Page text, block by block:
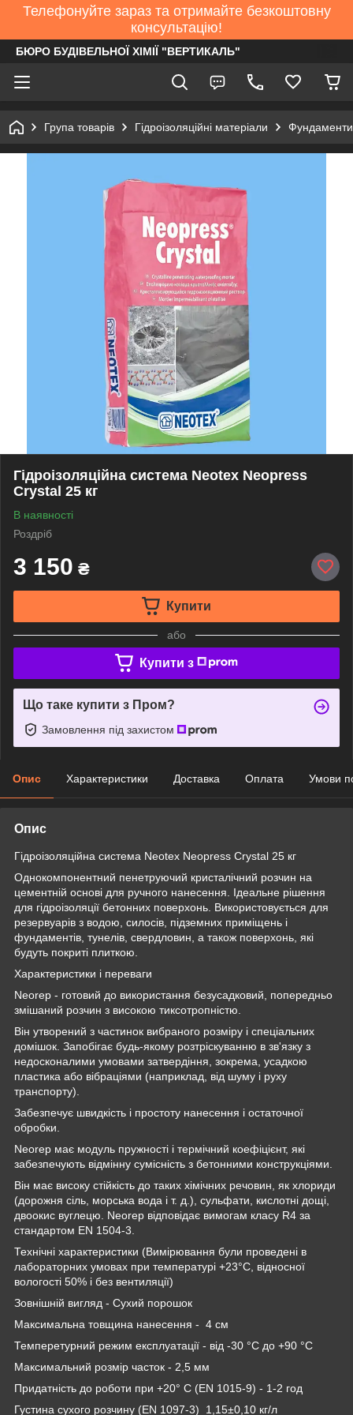
Телефонуйте зараз та отримайте безкоштовну
консультацію!
БЮРО БУДІВЕЛЬНОЇ ХІМІЇ "ВЕРТИКАЛЬ"
Група товарів Гідроізоляційні матеріали Фундаменти
Гідроізоляційна система Neotex Neopress
Crystal 25 кг
В наявності
Роздріб
3 150 ₴
Купити
або
Купити з
Що таке купити з Пром?
Замовлення під захистом
Опис Характеристики Доставка Оплата Умови
Опис
Гідроізоляційна система Neotex Neopress Crystal 25 кг
Однокомпонентний пенетруючий кристалічний розчин на
цементній основі для ручного нанесення. Ідеальне рішення
для гідроізоляції бетонних поверхонь. Використовується для
резервуарів з водою, силосів, підземних приміщень і
фундаментів, тунелів, свердловин, а також поверхонь, які
будуть покриті плиткою.
Характеристики і переваги
Neorep - готовий до використання безусадковий, попередньо
змішаний розчин з високою тиксотропністю.
Він утворений з частинок вибраного розміру і спеціальних
домішок. Запобігає будь-якому розтріскуванню в зв'язку з
недосконалими умовами затвердіння, зокрема, усадкою
пластика або вібраціями (наприклад, від шуму і руху
транспорту).
Забезпечує швидкість і простоту нанесення і остаточної
обробки.
Neorep має модуль пружності і термічний коефіцієнт, які
забезпечують відмінну сумісність з бетонними конструкціями.
Він має високу стійкість до таких хімічних речовин, як хлориди
(дорожня сіль, морська вода і т. д.), сульфати, кислотні дощі,
двоокис вуглецю. Neorep відповідає вимогам класу R4 за
стандартом EN 1504-3.
Технічні характеристики (Вимірювання були проведені в
лабораторних умовах при температурі +23°C, відносної
вологості 50% і без вентиляції)
Зовнішній вигляд - Сухий порошок
Максимальна товщина нанесення - 4 см
Темперетурний режим експлуатації - від -30 °C до +90 °C
Максимальний розмір часток - 2,5 мм
Придатність до роботи при +20° C (EN 1015-9) - 1-2 год
Густина сухого розчину (ΕΝ 1097-3) 1,15±0,10 кг/л